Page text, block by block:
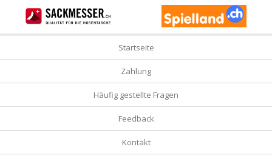
Startseite
Zahlung
Häufig gestellte Fragen
Feedback
Kontakt